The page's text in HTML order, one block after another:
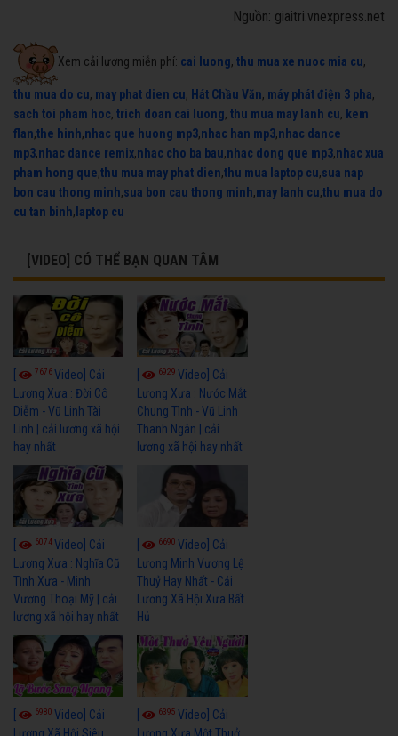
Nguồn: giaitri.vnexpress.net
Xem cải lương miễn phí: cai luong, thu mua xe nuoc mia cu,
thu mua do cu, may phat dien cu, Hát Chầu Văn, máy phát điện 3 pha,
sach toi pham hoc, trich doan cai luong, thu mua may lanh cu, kem
flan,the hinh,nhac que huong mp3,nhac han mp3,nhac dance
mp3,nhac dance remix,nhac cho ba bau,nhac dong que mp3,nhac xua
pham hong que,thu mua may phat dien,thu mua laptop cu,sua nap
bon cau thong minh,sua bon cau thong minh,may lanh cu,thu mua do
cu tan binh, laptop cu
[VIDEO] CÓ THỂ BẠN QUAN TÂM
7676Video] Cải
Lương Xưa : Đời Cô
Diễm - Vũ Linh Tài
Linh | cải lương xã hội
hay nhất
6929Video] Cải
Lương Xưa : Nước Mắt
Chung Tình - Vũ Linh
Thanh Ngân | cải
lương xã hội hay nhất
6074Video] Cải
Lương Xưa : Nghĩa Cũ
Tình Xưa - Minh
Vương Thoại Mỹ | cải
lương xã hội hay nhất
6690Video] Cải
Lương Minh Vương Lệ
Thuỷ Hay Nhất - Cải
Lương Xã Hội Xưa Bất
Hủ
6980 Video] Cải
6395Video] Cải